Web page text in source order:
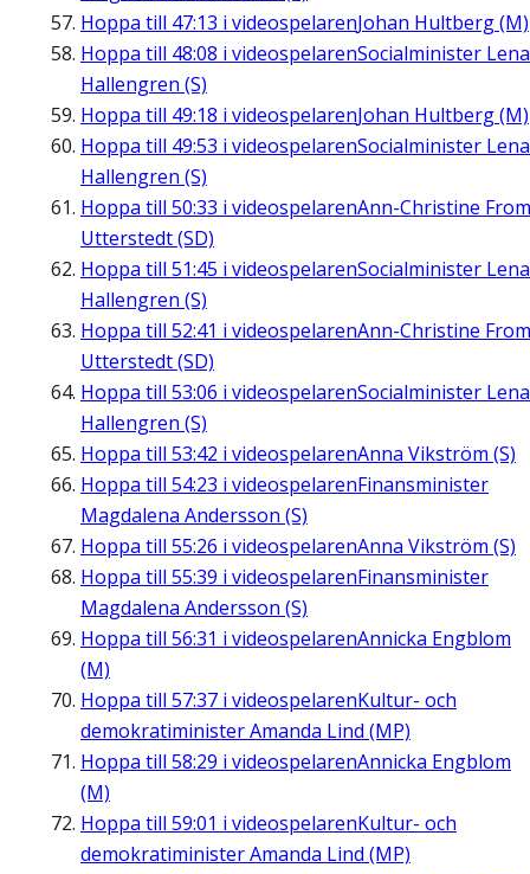
Hoppa till 47:13 i videospelarenJohan Hultberg (M)
Hoppa till 48:08 i videospelarenSocialminister Lena
Hallengren (S)
Hoppa till 49:18 i videospelarenJohan Hultberg (M)
Hoppa till 49:53 i videospelarenSocialminister Lena
Hallengren (S)
Hoppa till 50:33 i videospelarenAnn-Christine From
Utterstedt (SD)
Hoppa till 51:45 i videospelarenSocialminister Lena
Hallengren (S)
Hoppa till 52:41 i videospelarenAnn-Christine From
Utterstedt (SD)
Hoppa till 53:06 i videospelarenSocialminister Lena
Hallengren (S)
Hoppa till 53:42 i videospelarenAnna Vikström (S)
Hoppa till 54:23 i videospelarenFinansminister
Magdalena Andersson (S)
Hoppa till 55:26 i videospelarenAnna Vikström (S)
Hoppa till 55:39 i videospelarenFinansminister
Magdalena Andersson (S)
Hoppa till 56:31 i videospelarenAnnicka Engblom
(M)
Hoppa till 57:37 i videospelarenKultur- och
demokratiminister Amanda Lind (MP)
Hoppa till 58:29 i videospelarenAnnicka Engblom
(M)
Hoppa till 59:01 i videospelarenKultur- och
demokratiminister Amanda Lind (MP)